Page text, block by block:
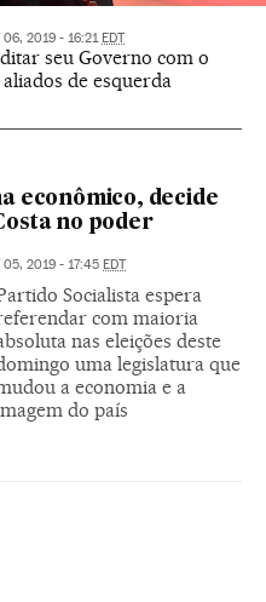
06, 2019 - 16:21 EDT
seu Governo com o
de esquerda
econômico, decide
no poder
05, 2019 - 17:45 EDT
Socialista espera
com maioria
nas eleições deste
uma legislatura que
a economia e a
do país